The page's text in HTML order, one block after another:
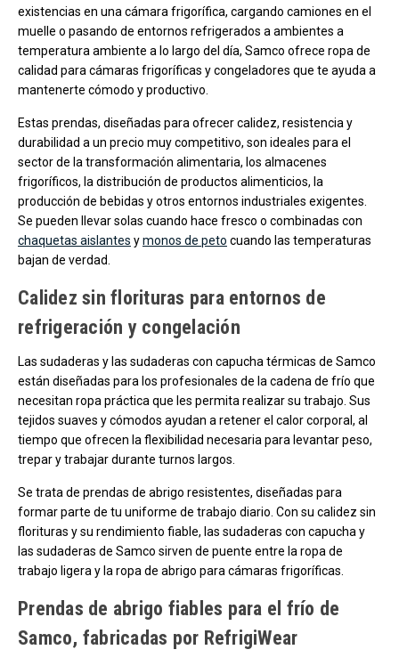
existencias en una cámara frigorífica, cargando camiones en el
muelle o pasando de entornos refrigerados a ambientes a
temperatura ambiente a lo largo del día, Samco ofrece ropa de
calidad para cámaras frigoríficas y congeladores que te ayuda a
mantenerte cómodo y productivo.
Estas prendas, diseñadas para ofrecer calidez, resistencia y
durabilidad a un precio muy competitivo, son ideales para el
sector de la transformación alimentaria, los almacenes
frigoríficos, la distribución de productos alimenticios, la
producción de bebidas y otros entornos industriales exigentes.
Se pueden llevar solas cuando hace fresco o combinadas con
chaquetas aislantes ymonos de peto cuando las temperaturas
bajan de verdad.
Calidez sin florituras para entornos de
refrigeración y congelación
Las sudaderas y las sudaderas con capucha térmicas de Samco
están diseñadas para los profesionales de la cadena de frío que
necesitan ropa práctica que les permita realizar su trabajo. Sus
tejidos suaves y cómodos ayudan a retener el calor corporal, al
tiempo que ofrecen la flexibilidad necesaria para levantar peso,
trepar y trabajar durante turnos largos.
Se trata de prendas de abrigo resistentes, diseñadas para
formar parte de tu uniforme de trabajo diario. Con su calidez sin
florituras y su rendimiento fiable, las sudaderas con capucha y
las sudaderas de Samco sirven de puente entre la ropa de
trabajo ligera y la ropa de abrigo para cámaras frigoríficas.
Prendas de abrigo fiables para el frío de
Samco, fabricadas por RefrigiWear